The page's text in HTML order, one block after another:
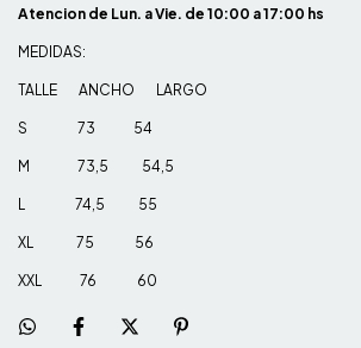
Atencion de Lun. a Vie. de 10:00 a 17:00 hs
MEDIDAS:
TALLE ANCHO LARGO
S 73 54
M 73,5 54,5
L 74,5 55
XL 75 56
XXL 76 60